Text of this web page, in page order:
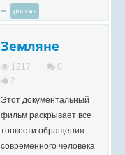
россия
Земляне
1217
0
2
Этот документальный
фильм раскрывает все
тонкости обращения
современного человека